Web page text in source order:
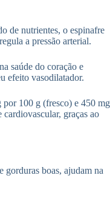
de nutrientes, o espinafre
a pressão arterial.
saúde do coração e
efeito vasodilatador.
por 100 g (fresco) e 450 mg
graças ao
gorduras boas, ajudam na